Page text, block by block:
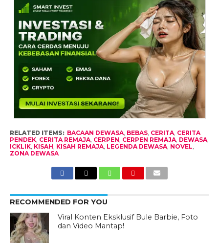
RELATED ITEMS: BACAAN DEWASA, BEBAS, CERITA, CERITA
PENDEK, CERITA REMAJA, CERPEN, CERPEN REMAJA, DEWASA,
ICKLIK, KISAH, KISAH REMAJA, LEGENDA DEWASA, NOVEL,
ZONA DEWASA
RECOMMENDED FOR YOU
Viral Konten Eksklusif Bule Barbie, Foto
dan Video Mantap!